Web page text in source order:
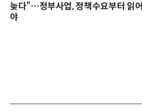
늦다”…정부사업, 정책수요부터 읽어
야